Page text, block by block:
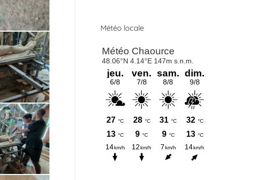
Météo locale